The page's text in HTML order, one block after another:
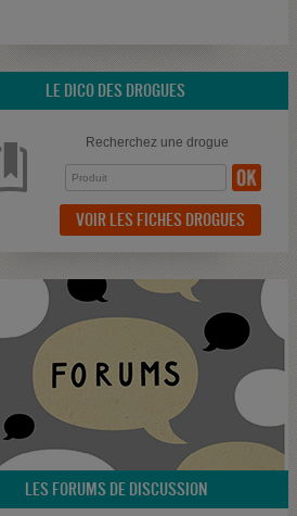
LE DICO DES DROGUES
Recherchez une drogue
VOIR LES FICHES DROGUES
LES FORUMS DE DISCUSSION